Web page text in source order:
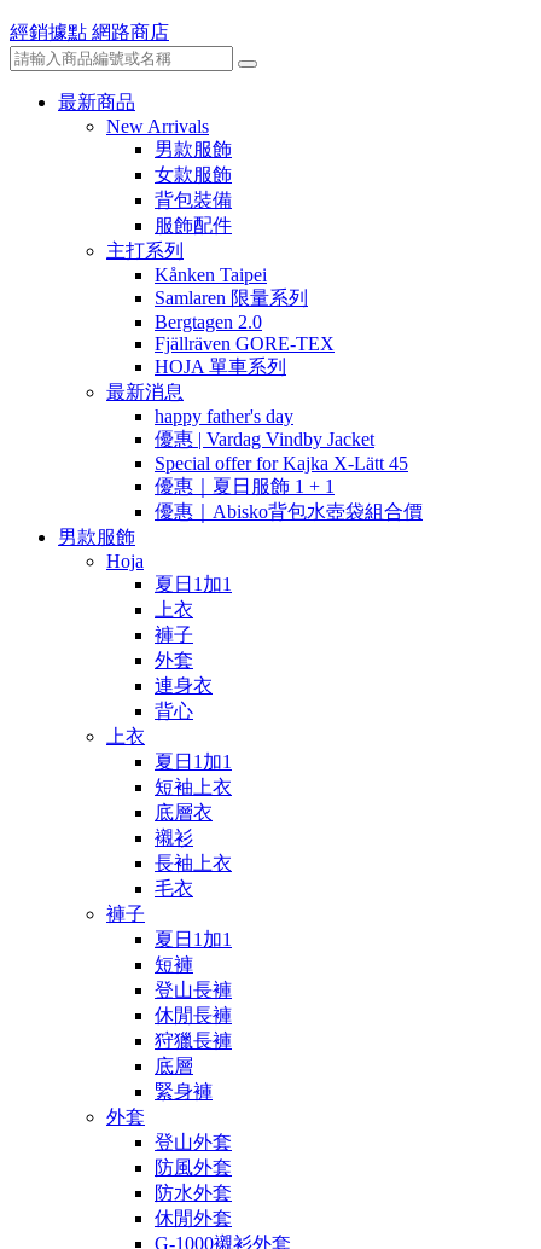
經銷據點 網路商店
最新商品
New Arrivals
男款服飾
女款服飾
背包裝備
服飾配件
主打系列
Kånken Taipei
Samlaren 限量系列
Bergtagen 2.0
Fjällräven GORE-TEX
HOJA 單車系列
最新消息
happy father's day
優惠 | Vardag Vindby Jacket
Special offer for Kajka X-Lätt 45
優惠｜夏日服飾 1 + 1
優惠｜Abisko背包水壺袋組合價
男款服飾
Hoja
夏日1加1
上衣
褲子
外套
連身衣
背心
上衣
夏日1加1
短袖上衣
底層衣
襯衫
長袖上衣
毛衣
褲子
夏日1加1
短褲
登山長褲
休閒長褲
狩獵長褲
底層
緊身褲
外套
登山外套
防風外套
防水外套
休閒外套
G-1000襯衫外套